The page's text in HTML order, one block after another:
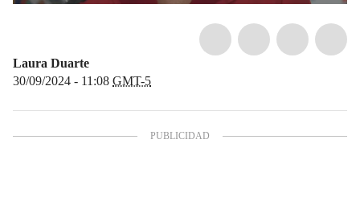
Laura Duarte
30/09/2024 - 11:08 GMT-5